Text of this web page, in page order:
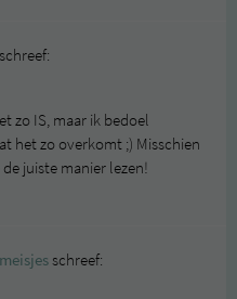
schreef:
zo IS, maar ik bedoel
het zo overkomt ;) Misschien
juiste manier lezen!
schreef: